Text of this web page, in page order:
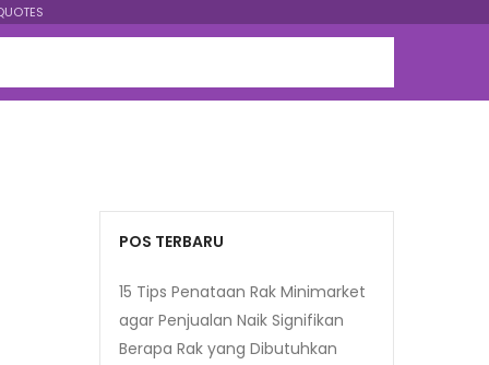
POS TERBARU
15 Tips Penataan Rak Minimarket
agar Penjualan Naik Signifikan
Berapa Rak yang Dibutuhkan